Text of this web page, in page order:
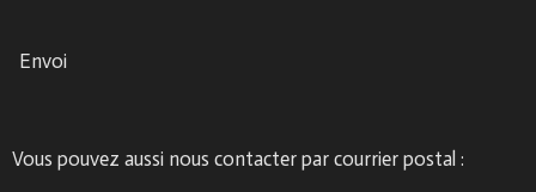
Envoi
Vous pouvez aussi nous contacter par courrier postal :